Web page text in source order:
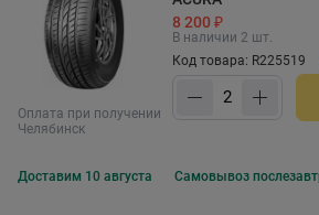
Оплата при получении
Челябинск
8 200 ₽
В наличии 2 шт.
Код товара: R225519
Доставим 10 августа Самовывоз